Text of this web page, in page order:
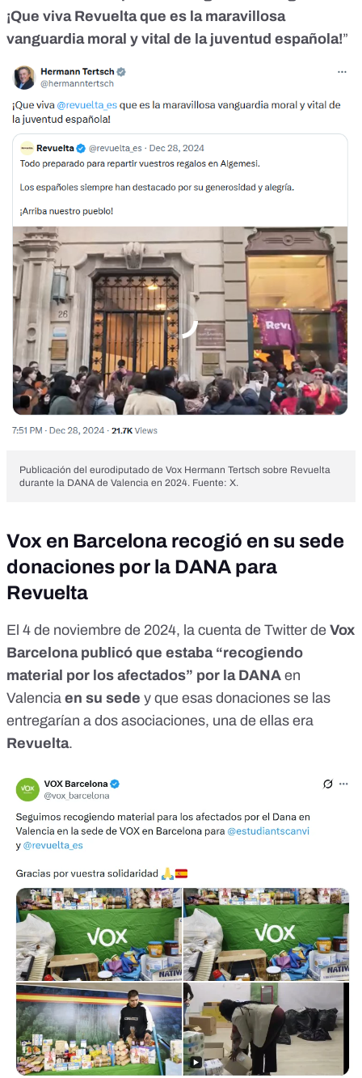
¡Que viva Revuelta que es la maravillosa
vanguardia moral y vital de la juventud española!”
Publicación del eurodiputado de Vox Hermann Tertsch sobre Revuelta
durante la DANA de Valencia en 2024. Fuente: X.
Vox en Barcelona recogió en su sede
donaciones por la DANA para
Revuelta
El 4 de noviembre de 2024, la cuenta de Twitter de Vox
Barcelona publicó que estaba “recogiendo
material por los afectados” por la DANA en
Valencia en su sede y que esas donaciones se las
entregarían a dos asociaciones, una de ellas era
Revuelta.